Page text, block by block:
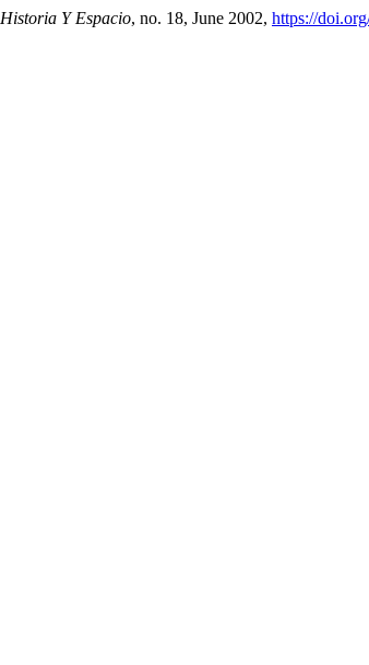
Historia Y Espacio, no. 18, June 2002, https://